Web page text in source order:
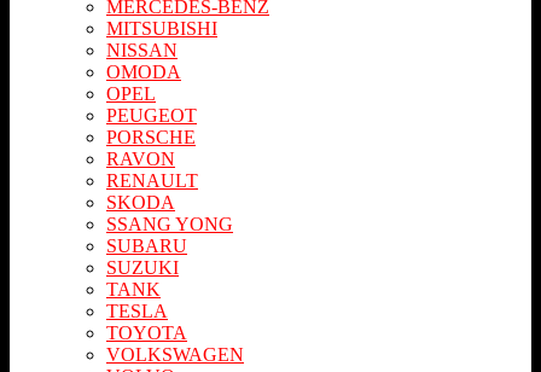
MERCEDES-BENZ
MITSUBISHI
NISSAN
OMODA
OPEL
PEUGEOT
PORSCHE
RAVON
RENAULT
SKODA
SSANG YONG
SUBARU
SUZUKI
TANK
TESLA
TOYOTA
VOLKSWAGEN